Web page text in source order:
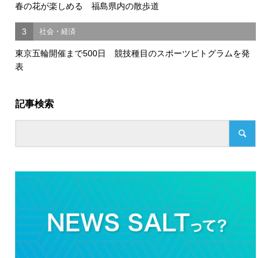
春の花が楽しめる 福島県内の散歩道
3 社会・経済
東京五輪開催まで500日 競技種目のスポーツピトグラムを発
表
記事検索